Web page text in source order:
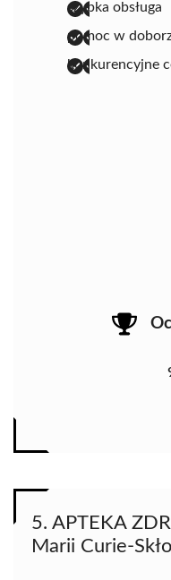
szybka obsługa
pomoc w
konkurencyjne
5. APTEKA
Marii Curie-